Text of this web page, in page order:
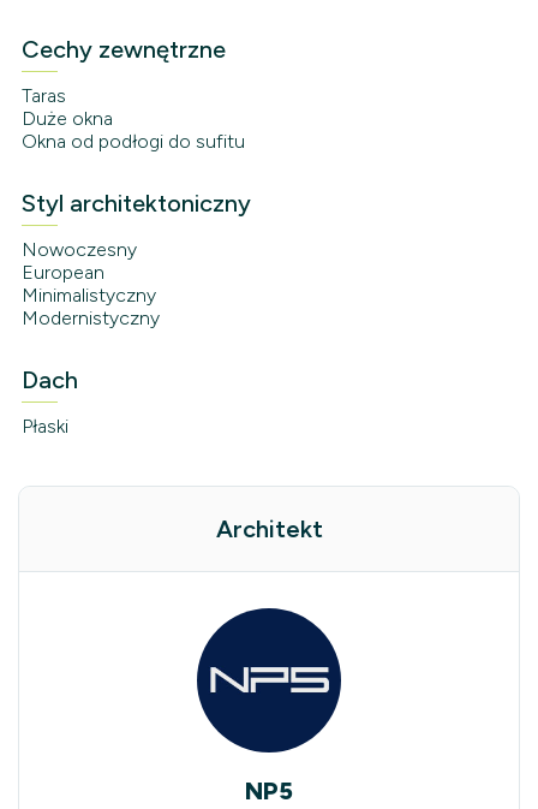
Cechy zewnętrzne
Taras
Duże okna
Okna od podłogi do sufitu
Styl architektoniczny
Nowoczesny
European
Minimalistyczny
Modernistyczny
Dach
Płaski
Architekt
NP5